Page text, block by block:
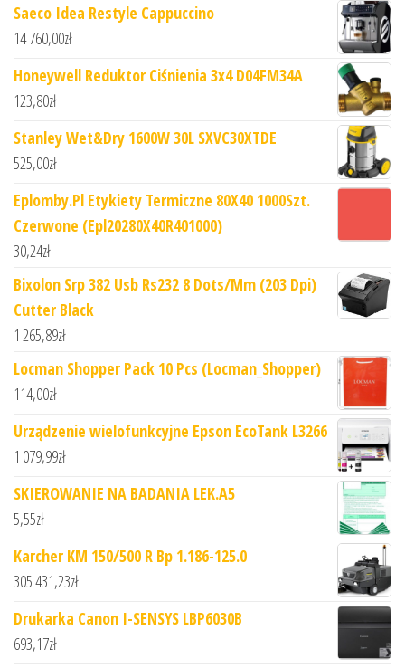
Saeco Idea Restyle Cappuccino
14 760,00zł
Honeywell Reduktor Ciśnienia 3x4 D04FM34A
123,80zł
Stanley Wet&Dry 1600W 30L SXVC30XTDE
525,00zł
Eplomby.Pl Etykiety Termiczne 80X40 1000Szt.
Czerwone (Epl20280X40R401000)
30,24zł
Bixolon Srp 382 Usb Rs232 8 Dots/Mm (203 Dpi)
Cutter Black
1 265,89zł
Locman Shopper Pack 10 Pcs (Locman_Shopper)
114,00zł
Urządzenie wielofunkcyjne Epson EcoTank L3266
1 079,99zł
SKIEROWANIE NA BADANIA LEK.A5
5,55zł
Karcher KM 150/500 R Bp 1.186-125.0
305 431,23zł
Drukarka Canon I-SENSYS LBP6030B
693,17zł